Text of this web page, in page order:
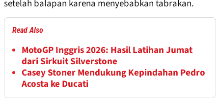
setelah balapan karena menyebabkan tabrakan.
Read Also
MotoGP Inggris 2026: Hasil Latihan Jumat
dari Sirkuit Silverstone
Casey Stoner Mendukung Kepindahan Pedro
Acosta ke Ducati